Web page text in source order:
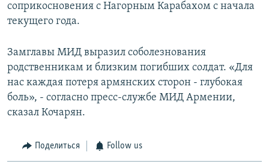
соприкосновения с Нагорным Карабахом с начала
текущего года.
Замглавы МИД выразил соболезнования
родственникам и близким погибших солдат. «Для
нас каждая потеря армянских сторон - глубокая
боль», - согласно пресс-службе МИД Армении,
сказал Кочарян.
Поделиться Follow us